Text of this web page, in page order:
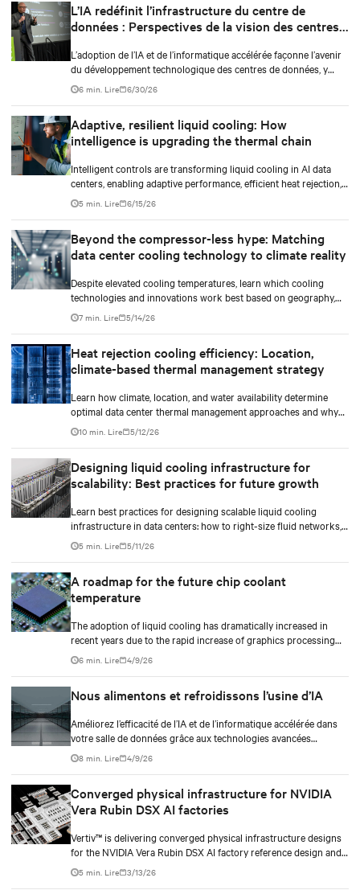
L’IA redéfinit l’infrastructure du centre de
données : Perspectives de la vision des centres
L’adoption de l’IA et de l’informatique accélérée façonne l’avenir
du développement technologique des centres de données, y
compris l’alimentation, le refroidissement et les services clés
pour soutenir les charges de travail et l’infrastructure de l’IA.
6 min. Lire 6/30/26
Adaptive, resilient liquid cooling: How
intelligence is upgrading the thermal chain
Intelligent controls are transforming liquid cooling in AI data
centers, enabling adaptive performance, efficient heat rejection,
and scalable, resilient thermal management.
5 min. Lire 6/15/26
Beyond the compressor-less hype: Matching
data center cooling technology to climate reality
Despite elevated cooling temperatures, learn which cooling
technologies and innovations work best based on geography,
climate, external ambient conditions, water availability, and
thermal differentials before making million-dollar infrastructure
7 min. Lire 5/14/26
Heat rejection cooling efficiency: Location,
climate-based thermal management strategy
Learn how climate, location, and water availability determine
optimal data center thermal management approaches and why
higher chip temperatures don’t always mean facilities should
implement compressor-less cooling.
10 min. Lire 5/12/26
Designing liquid cooling infrastructure for
scalability: Best practices for future growth
Learn best practices for designing scalable liquid cooling
infrastructure in data centers: how to right-size fluid networks,
plan CDU capacity, and use modular design to support future
growth without costly retrofits.
5 min. Lire 5/11/26
A roadmap for the future chip coolant
temperature
The adoption of liquid cooling has dramatically increased in
recent years due to the rapid increase of graphics processing
unit/application-specific integrated circuit (GPU/ASIC) power
consumption for AI/ML workloads.
6 min. Lire 4/9/26
Nous alimentons et refroidissons l’usine d’IA
Améliorez l’efficacité de l’IA et de l’informatique accélérée dans
votre salle de données grâce aux technologies avancées
d’alimentation et de refroidissement de Vertiv.
8 min. Lire 4/9/26
Converged physical infrastructure for NVIDIA
Vera Rubin DSX AI factories
Vertiv™ is delivering converged physical infrastructure designs
for the NVIDIA Vera Rubin DSX AI factory reference design and
the NVIDIA Omniverse™ digital twin blueprint.
5 min. Lire 3/13/26